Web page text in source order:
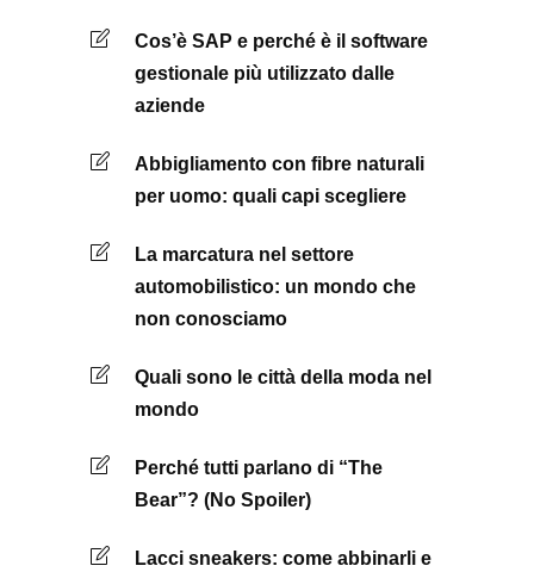
Cos’è SAP e perché è il software
gestionale più utilizzato dalle
aziende
Abbigliamento con fibre naturali
per uomo: quali capi scegliere
La marcatura nel settore
automobilistico: un mondo che
non conosciamo
Quali sono le città della moda nel
mondo
Perché tutti parlano di “The
Bear”? (No Spoiler)
Lacci sneakers: come abbinarli e